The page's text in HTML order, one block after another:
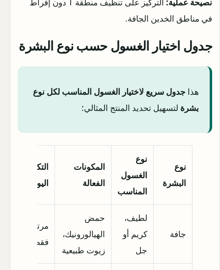
نصيحة عملية:
التركيز على تنظيف منطقة T دون إفراط
في مناطق الخدين الجافة.
جدول اختيار الغسول حسب نوع البشرة
هذا جدول سريع لاختيار الغسول المناسب لكل نوع
بشرة لتسهيل تحديد المنتج المثالي:
نوع
البشرة
نوع
الغسول
المناسب
المكونات
الفعالة
التكرار
اليومي
جافة
لطيف،
كريم أو
جل
حمض
الهيالورونيك،
زيوت طبيعية
مرتين
فقط